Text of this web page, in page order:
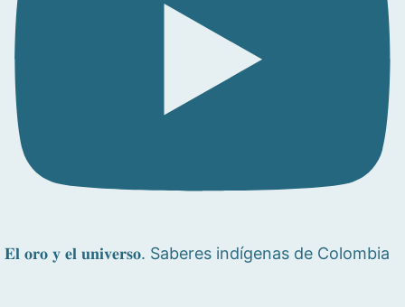
𝐄𝐥 𝐨𝐫𝐨 𝐲 𝐞𝐥 𝐮𝐧𝐢𝐯𝐞𝐫𝐬𝐨. Saberes indígenas de Colombia